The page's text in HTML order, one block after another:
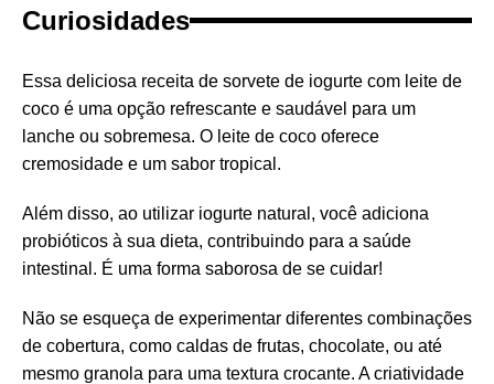
Curiosidades
Essa deliciosa receita de sorvete de iogurte com leite de
coco é uma opção refrescante e saudável para um
lanche ou sobremesa. O leite de coco oferece
cremosidade e um sabor tropical.
Além disso, ao utilizar iogurte natural, você adiciona
probióticos à sua dieta, contribuindo para a saúde
intestinal. É uma forma saborosa de se cuidar!
Não se esqueça de experimentar diferentes combinações
de cobertura, como caldas de frutas, chocolate, ou até
mesmo granola para uma textura crocante. A criatividade